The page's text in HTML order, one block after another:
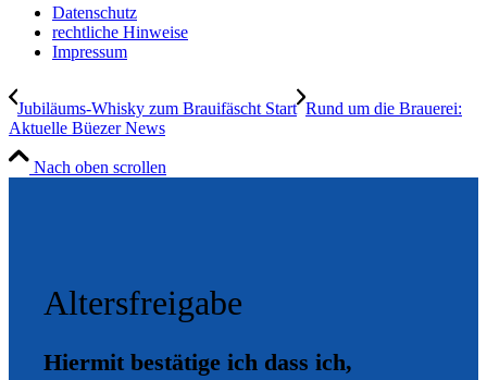
Datenschutz
rechtliche Hinweise
Impressum
Jubiläums-Whisky zum Brauifäscht Start Rund um die Brauerei:
Aktuelle Büezer News
Nach oben scrollen
Altersfreigabe
Hiermit bestätige ich dass ich,